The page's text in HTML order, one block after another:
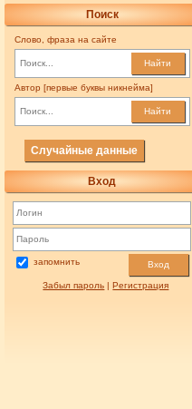
Поиск
Слово, фраза на сайте
Найти
Автор [первые буквы никнейма]
Найти
Случайные данные
Вход
запомнить Вход
Забыл пароль |Регистрация